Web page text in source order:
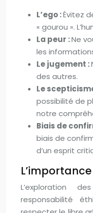
L’ego :Évitez
« gourou ».
La peur :Ne
les
Le jugement :
des autres.
Le
possibilité de
notre
Biais de
biais de
d’un esprit
L’exploration
responsabilité